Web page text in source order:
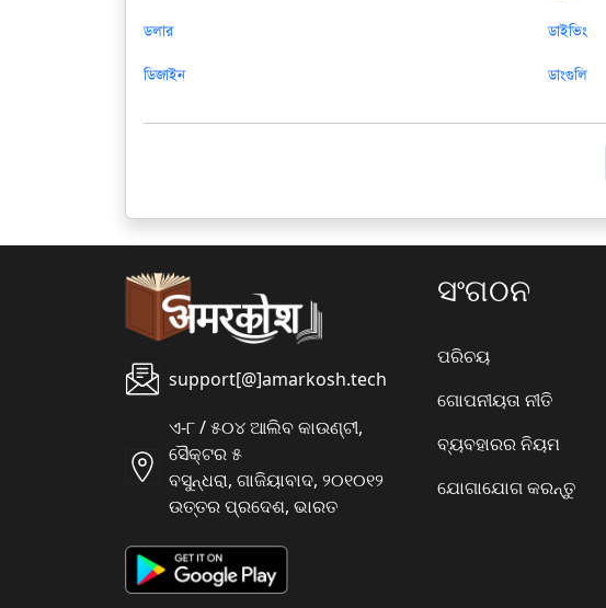
ডলার
ডিজাইন
ডাইভিং
ডাংগুলি
support[@]amarkosh.tech
ଏ-୮ / ୫୦୪ ଆଲିବ କାଉଣ୍ଟୀ,
ସୈକ୍ଟର ୫
ବସୁନ୍ଧରା, ଗାଜିୟାବାଦ, ୨୦୧୦୧୨
ଉତ୍ତର ପ୍ରଦେଶ, ଭାରତ
ସଂଗଠନ
ପରିଚୟ
ଗୋପନୀୟତା ନୀତି
ବ୍ୟବହାରର ନିୟମ
ଯୋଗାଯୋଗ କରନ୍ତୁ